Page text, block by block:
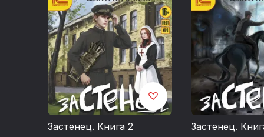
Застенец. Книга 2 Застенец.